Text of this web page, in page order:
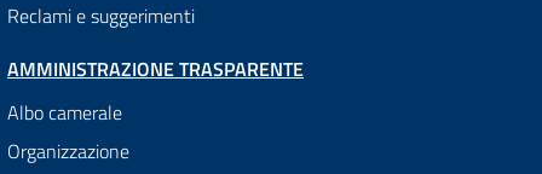
Reclami e suggerimenti
AMMINISTRAZIONE TRASPARENTE
Albo camerale
Organizzazione